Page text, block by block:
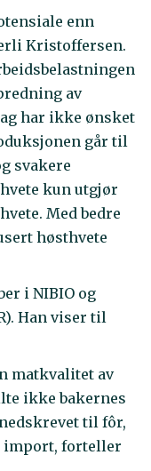
enn
Kristoffersen.
av
har ikke ønsket
går til
svakere
kun utgjør
Med bedre
høsthvete
i NIBIO og
Han viser til
matkvalitet av
ikke bakernes
til fôr,
import, forteller